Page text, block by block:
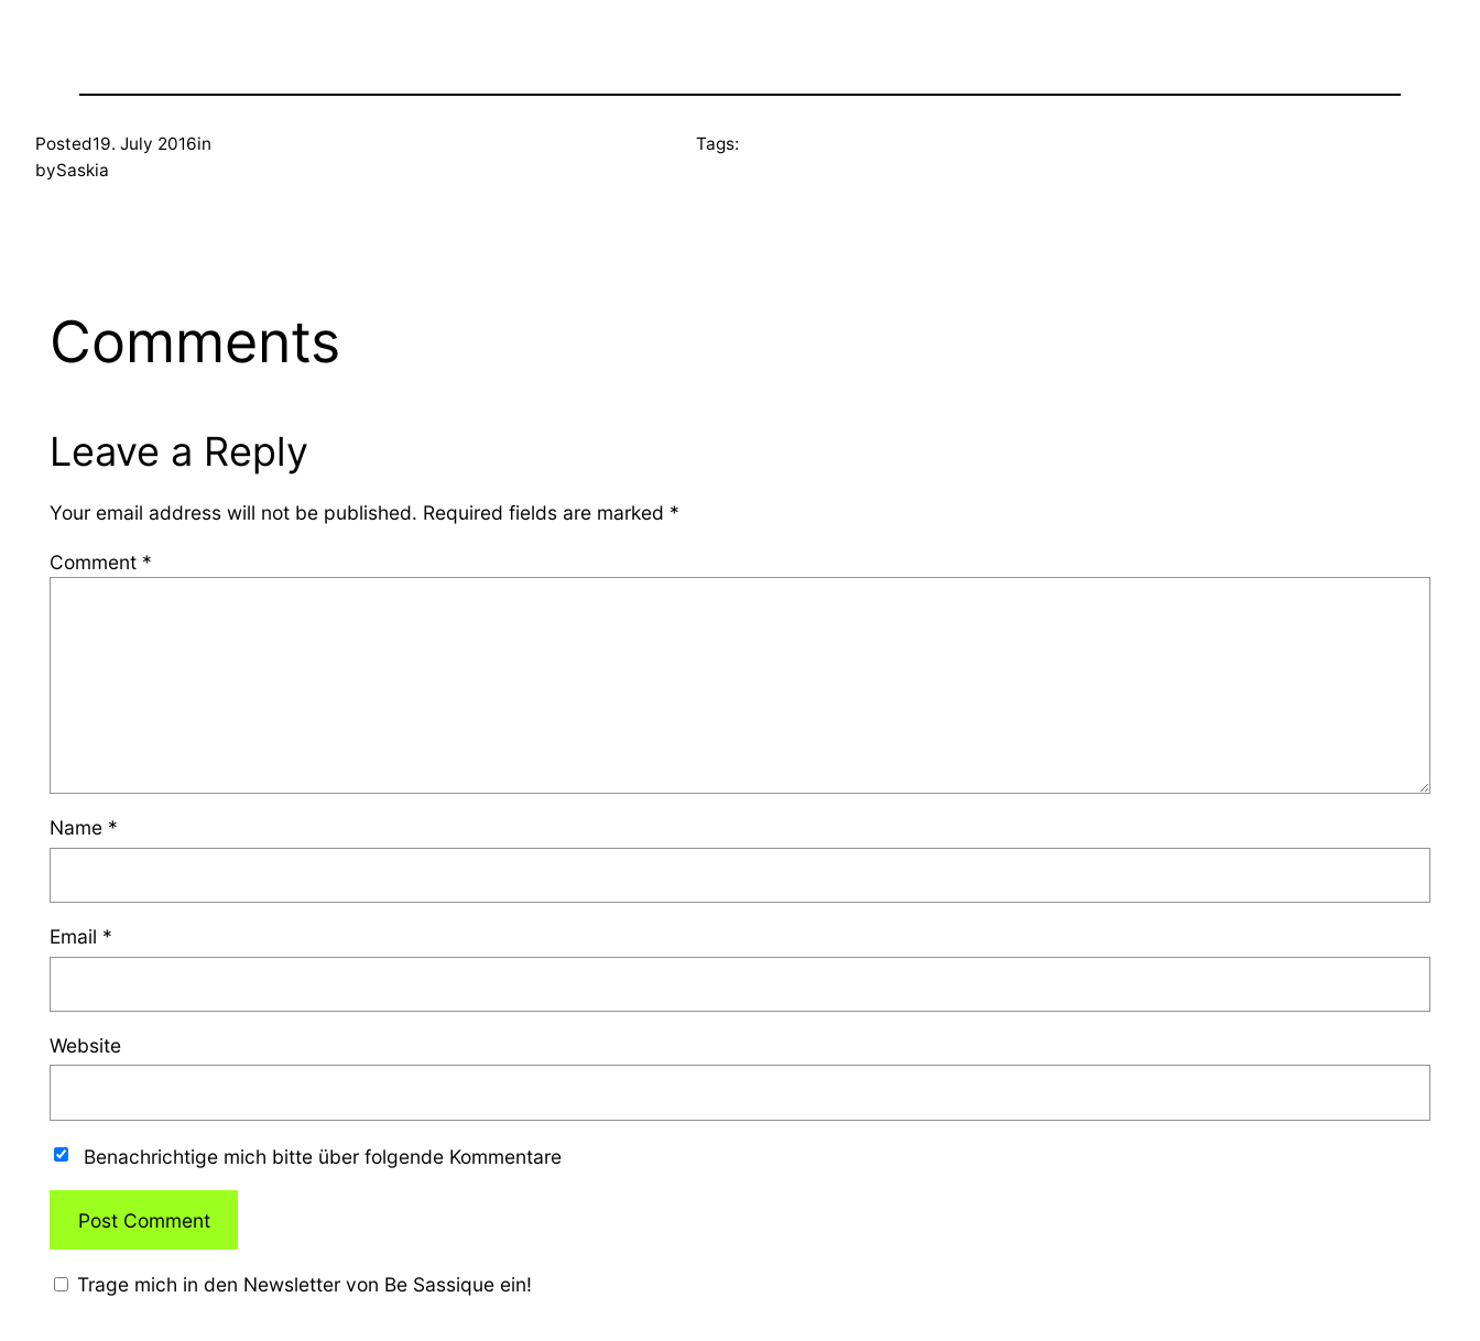
Posted19. July 2016in
bySaskia
Tags:
Comments
Leave a Reply
Your email address will not be published. Required fields are marked *
Comment *
Name *
Email *
Website
Benachrichtige mich bitte über folgende Kommentare
Trage mich in den Newsletter von Be Sassique ein!